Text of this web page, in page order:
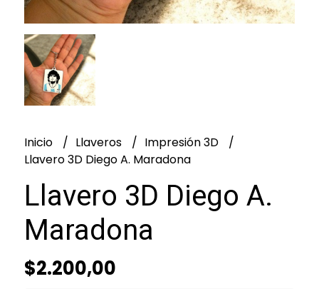
Inicio Llaveros
Impresión 3D
Llavero 3D Diego A. Maradona
Llavero 3D Diego A.
Maradona
$2.200,00